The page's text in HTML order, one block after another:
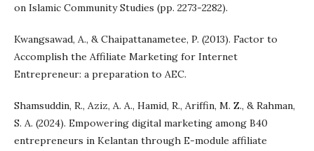
on Islamic Community Studies (pp. 2273-2282).
Kwangsawad, A., & Chaipattanametee, P. (2013). Factor to
Accomplish the Affiliate Marketing for Internet
Entrepreneur: a preparation to AEC.
Shamsuddin, R., Aziz, A. A., Hamid, R., Ariffin, M. Z., & Rahman,
S. A. (2024). Empowering digital marketing among B40
entrepreneurs in Kelantan through E-module affiliate